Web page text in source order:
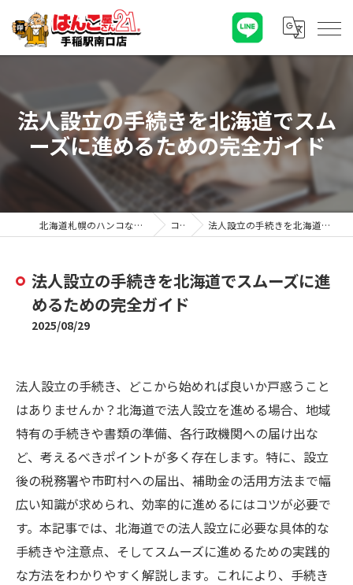
法人設立の手続きを北海道でスム
ーズに進めるための完全ガイド
北海道札幌のハンコならはんこ屋さん21手稲駅南口店 コラム 法人設立の手続きを北海道でスムーズに進めるための完全ガイド
法人設立の手続きを北海道でスムーズに進
めるための完全ガイド
2025/08/29
法人設立の手続き、どこから始めれば良いか戸惑うこと
はありませんか？北海道で法人設立を進める場合、地域
特有の手続きや書類の準備、各行政機関への届け出な
ど、考えるべきポイントが多く存在します。特に、設立
後の税務署や市町村への届出、補助金の活用方法まで幅
広い知識が求められ、効率的に進めるにはコツが必要で
す。本記事では、北海道での法人設立に必要な具体的な
手続きや注意点、そしてスムーズに進めるための実践的
な方法をわかりやすく解説します。これにより、手続き